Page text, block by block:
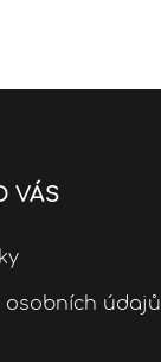
VÁS
osobních údajů